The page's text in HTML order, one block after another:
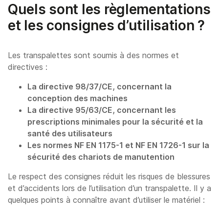
Quels sont les règlementations
et les consignes d’utilisation ?
Les transpalettes sont soumis à des normes et
directives :
La directive 98/37/CE, concernant la
conception des machines
La directive 95/63/CE, concernant les
prescriptions minimales pour la sécurité et la
santé des utilisateurs
Les normes NF EN 1175-1 et NF EN 1726-1 sur la
sécurité des chariots de manutention
Le respect des consignes réduit les risques de blessures
et d’accidents lors de l’utilisation d’un transpalette. Il y a
quelques points à connaître avant d’utiliser le matériel :